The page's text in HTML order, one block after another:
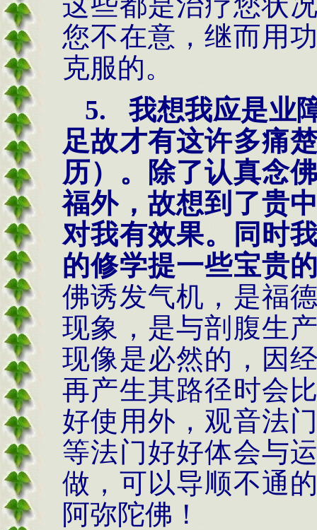
您不在意，继而用
克服的。
5.
我想我应是业
足故才有这许多痛
历）。除了认真念
福外，故想到了贵
对我有效果。同时
的修学提一些宝贵
佛诱发气机，是福
现象，是与剖腹生
现像是必然的，因
再产生其路径时会
好使用外，观音法
等法门好好体会与
做，可以导顺不通
阿弥陀佛！